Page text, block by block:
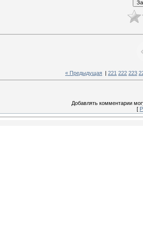
« Предыдущая | 221 222 223
Добавлять комментарии
[